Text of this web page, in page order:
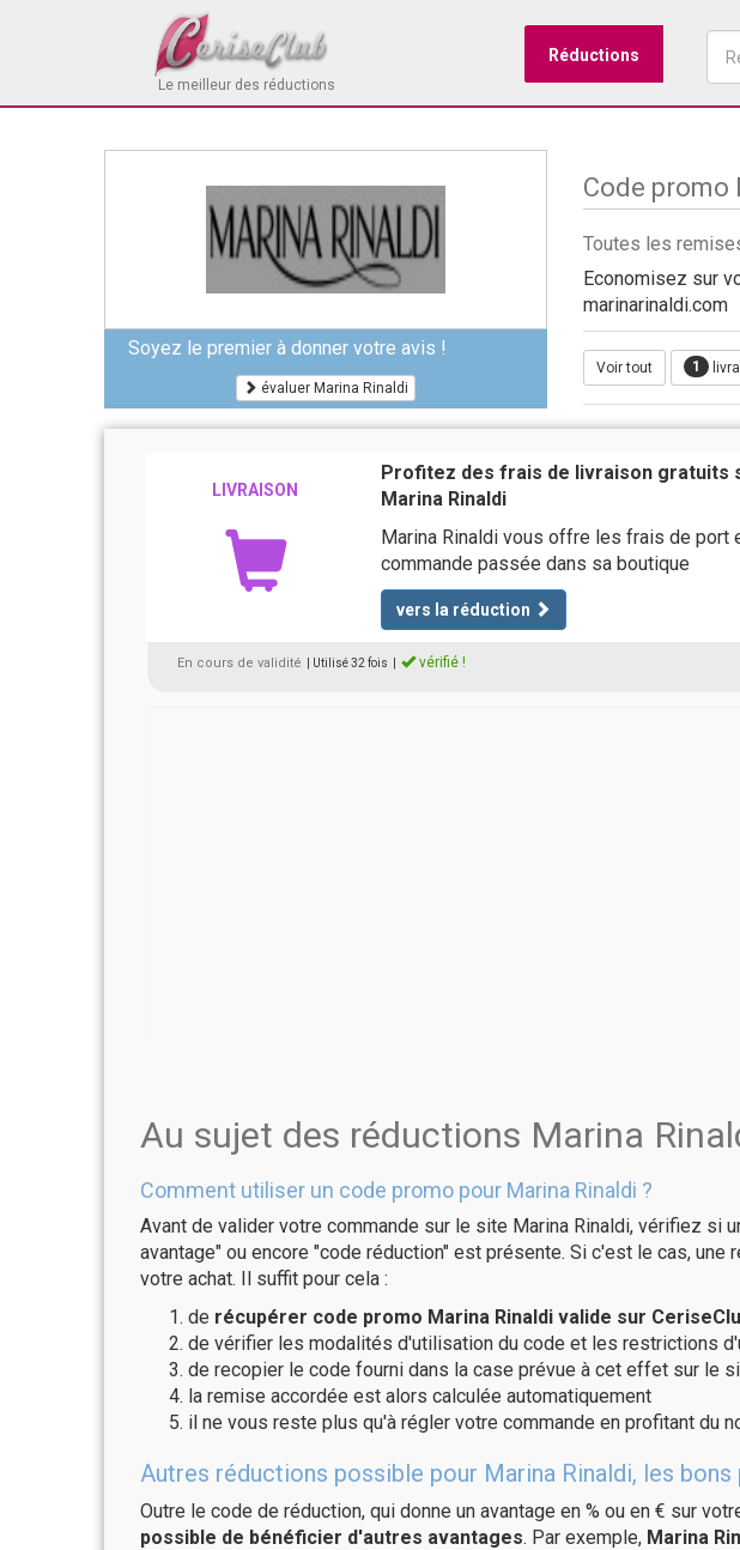
Le meilleur des réductions
Réductions
Soyez le premier à donner votre avis !
évaluer Marina Rinaldi
Code promo
Toutes les
Economisez sur
marinarinaldi.com
Voir tout 1
LIVRAISON
Profitez des frais de livraison gratuits
Marina Rinaldi
Marina Rinaldi vous offre les frais de port
commande passée dans sa boutique
vers la réduction
En cours de validité | Utilisé 32 fois vérifié !
Au sujet des réductions Marina
Comment utiliser un code promo pour Marina Rinaldi ?
Avant de valider votre commande sur le site Marina Rinaldi, vérifiez si
avantage" ou encore "code réduction" est présente. Si c'est le cas, une
votre achat. Il suffit pour cela :
de récupérer code promo Marina Rinaldi valide sur
de vérifier les modalités d'utilisation du code et les restrictions
de recopier le code fourni dans la case prévue à cet effet sur le
la remise accordée est alors calculée automatiquement
il ne vous reste plus qu'à régler votre commande en profitant du
Autres réductions possible pour Marina Rinaldi, les bons
Outre le code de réduction, qui donne un avantage en % ou en € sur
possible de bénéficier d'autres avantages. Par exemple, Marina